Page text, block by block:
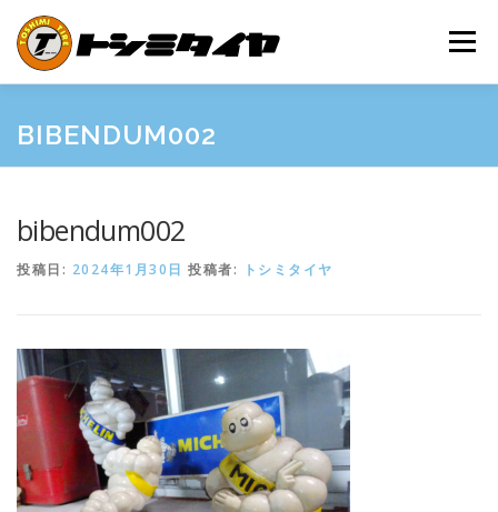
キ
メニュー
HOME MAINTENANCE
BIBENDUM002
bibendum002
投稿日: 2024年1月30日 投稿者: トシミタイヤ